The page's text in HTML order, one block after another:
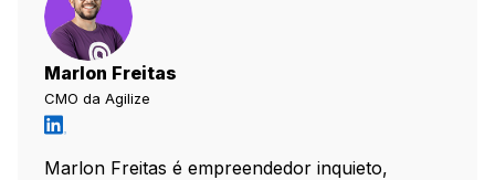
Marlon Freitas
CMO da Agilize
Marlon Freitas é empreendedor inquieto,